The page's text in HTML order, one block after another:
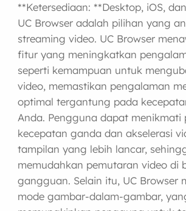
**Ketersediaan: **Desktop, iOS,
UC Browser adalah pilihan yang
streaming video. UC Browser
fitur yang meningkatkan
seperti kemampuan untuk
video, memastikan pengalaman
optimal tergantung pada
Anda. Pengguna dapat menikmati
kecepatan ganda dan akselerasi
tampilan yang lebih lancar,
memudahkan pemutaran video di
gangguan. Selain itu, UC Browser
mode gambar-dalam-gambar,